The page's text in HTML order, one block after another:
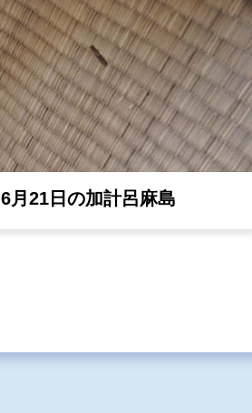
6月21日の加計呂麻島